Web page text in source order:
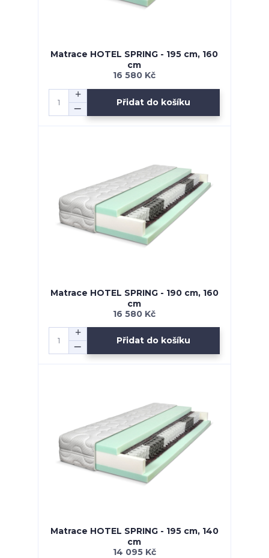
Matrace HOTEL SPRING - 195 cm, 160
cm
16 580 Kč
Přidat do košíku
Matrace HOTEL SPRING - 190 cm, 160
cm
16 580 Kč
Přidat do košíku
Matrace HOTEL SPRING - 195 cm, 140
cm
14 095 Kč